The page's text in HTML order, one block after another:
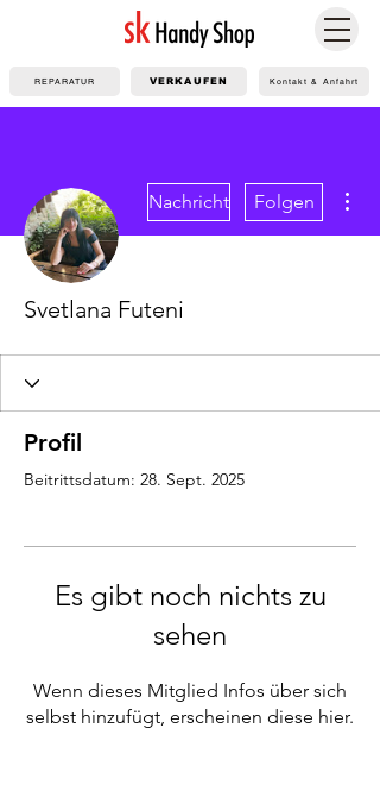
VERKAUFEN
REPARATUR Kontakt & Anfahrt
Nachricht Folgen
Svetlana Futeni
Profil
Beitrittsdatum: 28. Sept. 2025
Es gibt noch nichts zu
sehen
Wenn dieses Mitglied Infos über sich
selbst hinzufügt, erscheinen diese hier.